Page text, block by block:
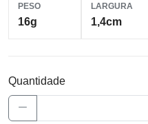
PESO
16g
LARGURA
1,4cm
Quantidade